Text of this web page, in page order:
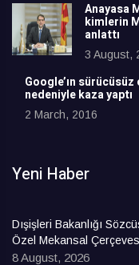
Anayasa
kimlerin
anlattı
3 August,
Google’ın
nedeniyle kaza yaptı
2 March, 2016
Yeni Haber
Dışişleri Bakanlığı
Özel Mekansal
8 August, 2026